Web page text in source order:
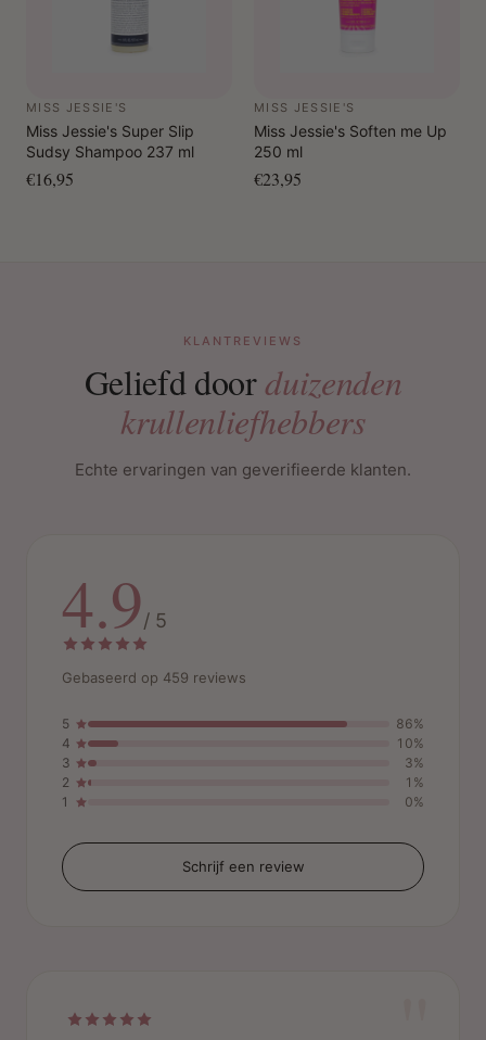
MISS JESSIE'S
Miss Jessie's Super Slip
Sudsy Shampoo 237 ml
€16,95
MISS JESSIE'S
Miss Jessie's Soften me Up
250 ml
€23,95
KLANTREVIEWS
Geliefd doorduizenden
krullenliefhebbers
Echte ervaringen van geverifieerde klanten.
4.9/ 5
Gebaseerd op 459 reviews
5
86%
4
10%
3
3%
2
1%
1
0%
Schrijf een review